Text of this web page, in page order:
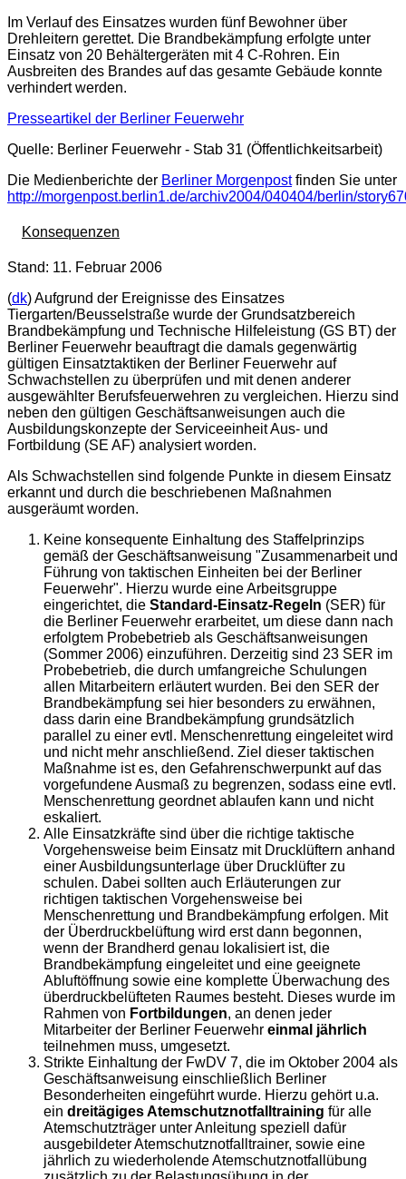
Im Verlauf des Einsatzes wurden fünf Bewohner über
Drehleitern gerettet. Die Brandbekämpfung erfolgte unter
Einsatz von 20 Behältergeräten mit 4 C-Rohren. Ein
Ausbreiten des Brandes auf das gesamte Gebäude konnte
verhindert werden.
Presseartikel der Berliner Feuerwehr
Quelle: Berliner Feuerwehr - Stab 31 (Öffentlichkeitsarbeit)
Die Medienberichte der Berliner Morgenpostfinden Sie unter
http://morgenpost.berlin1.de/archiv2004/040404/berlin/
Konsequenzen
Stand: 11. Februar 2006
(dk) Aufgrund der Ereignisse des Einsatzes
Tiergarten/Beusselstraße wurde der Grundsatzbereich
Brandbekämpfung und Technische Hilfeleistung (GS BT) der
Berliner Feuerwehr beauftragt die damals gegenwärtig
gültigen Einsatztaktiken der Berliner Feuerwehr auf
Schwachstellen zu überprüfen und mit denen anderer
ausgewählter Berufsfeuerwehren zu vergleichen. Hierzu sind
neben den gültigen Geschäftsanweisungen auch die
Ausbildungskonzepte der Serviceeinheit Aus- und
Fortbildung (SE AF) analysiert worden.
Als Schwachstellen sind folgende Punkte in diesem Einsatz
erkannt und durch die beschriebenen Maßnahmen
ausgeräumt worden.
Keine konsequente Einhaltung des Staffelprinzips
gemäß der Geschäftsanweisung "Zusammenarbeit und
Führung von taktischen Einheiten bei der Berliner
Feuerwehr". Hierzu wurde eine Arbeitsgruppe
eingerichtet, die Standard-Einsatz-Regeln (SER) für
die Berliner Feuerwehr erarbeitet, um diese dann nach
erfolgtem Probebetrieb als Geschäftsanweisungen
(Sommer 2006) einzuführen. Derzeitig sind 23 SER im
Probebetrieb, die durch umfangreiche Schulungen
allen Mitarbeitern erläutert wurden. Bei den SER der
Brandbekämpfung sei hier besonders zu erwähnen,
dass darin eine Brandbekämpfung grundsätzlich
parallel zu einer evtl. Menschenrettung eingeleitet wird
und nicht mehr anschließend. Ziel dieser taktischen
Maßnahme ist es, den Gefahrenschwerpunkt auf das
vorgefundene Ausmaß zu begrenzen, sodass eine evtl.
Menschenrettung geordnet ablaufen kann und nicht
eskaliert.
Alle Einsatzkräfte sind über die richtige taktische
Vorgehensweise beim Einsatz mit Drucklüftern anhand
einer Ausbildungsunterlage über Drucklüfter zu
schulen. Dabei sollten auch Erläuterungen zur
richtigen taktischen Vorgehensweise bei
Menschenrettung und Brandbekämpfung erfolgen. Mit
der Überdruckbelüftung wird erst dann begonnen,
wenn der Brandherd genau lokalisiert ist, die
Brandbekämpfung eingeleitet und eine geeignete
Abluftöffnung sowie eine komplette Überwachung des
überdruckbelüfteten Raumes besteht. Dieses wurde im
Rahmen von Fortbildungen, an denen jeder
Mitarbeiter der Berliner Feuerwehr einmal jährlich
teilnehmen muss, umgesetzt.
Strikte Einhaltung der FwDV 7, die im Oktober 2004 als
Geschäftsanweisung einschließlich Berliner
Besonderheiten eingeführt wurde. Hierzu gehört u.a.
ein dreitägiges Atemschutznotfalltraining für alle
Atemschutzträger unter Anleitung speziell dafür
ausgebildeter Atemschutznotfalltrainer, sowie eine
jährlich zu wiederholende Atemschutznotfallübung